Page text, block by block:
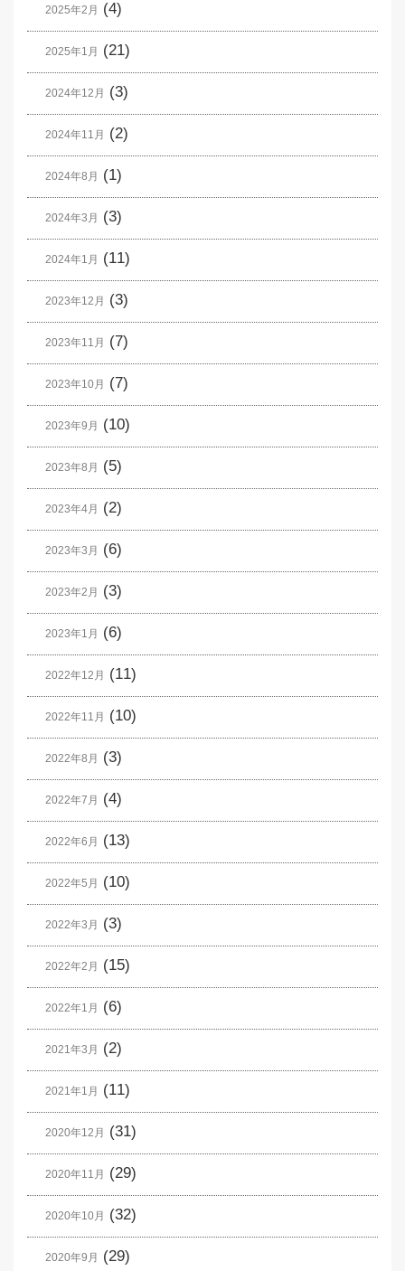
2025年2月 (4)
2025年1月 (21)
2024年12月 (3)
2024年11月 (2)
2024年8月 (1)
2024年3月 (3)
2024年1月 (11)
2023年12月 (3)
2023年11月 (7)
2023年10月 (7)
2023年9月 (10)
2023年8月 (5)
2023年4月 (2)
2023年3月 (6)
2023年2月 (3)
2023年1月 (6)
2022年12月 (11)
2022年11月 (10)
2022年8月 (3)
2022年7月 (4)
2022年6月 (13)
2022年5月 (10)
2022年3月 (3)
2022年2月 (15)
2022年1月 (6)
2021年3月 (2)
2021年1月 (11)
2020年12月 (31)
2020年11月 (29)
2020年10月 (32)
2020年9月 (29)